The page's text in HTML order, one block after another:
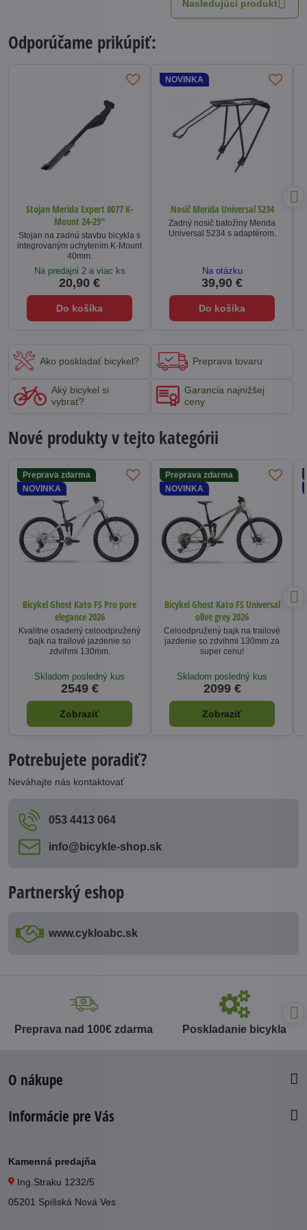
Nasledujúci produkt
Odporúčame prikúpiť:
Stojan Merida Expert 0077 K-
Mount 24-29"
Stojan na zadnú stavbu bicykla s
integrovaným uchytením K-Mount
40mm.
Na predajni 2 a viac ks
20,90 €
Do košíka
NOVINKA
Nosič Merida Universal 5234
Zadný nosič batožiny Merida
Universal 5234 s adaptérom.
Na otázku
39,90 €
Do košíka
Ako poskladať bicykel? Preprava tovaru
Aký bicykel si
vybrať?
Garancia najnižšej
ceny
Nové produkty v tejto kategórii
Preprava zdarma
NOVINKA
Bicykel Ghost Kato FS Pro pure
elegance 2026
Kvalitne osadený celoodpružený
bajk na trailové jazdenie so
zdvihmi 130mm.
Skladom posledný kus
2549 €
Zobraziť
Preprava zdarma
NOVINKA
Bicykel Ghost Kato FS Universal
olive grey 2026
Celoodpružený bajk na trailové
jazdenie so zdvihmi 130mm za
super cenu!
Skladom posledný kus
2099 €
Zobraziť
Potrebujete poradiť?
Neváhajte nás kontaktovať
053 4413 064
info​@bicykle-shop​.sk
Partnerský eshop
www​.cykloabc​.sk
Preprava nad 100€ zdarma Poskladanie bicykla
O nákupe
Informácie pre Vás
Kamenná predajňa
Ing.Straku 1232/5
05201 Spišská Nová Ves